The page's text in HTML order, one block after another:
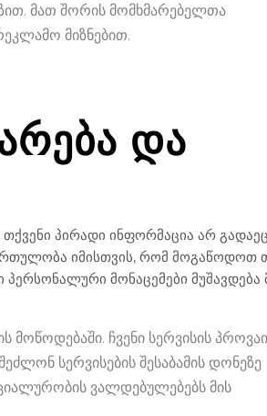
მათ შორის მომხმარებელთა
მიზნებით.
ᲓᲐ
პირადი ინფორმაცია არ
იმისთვის, რომ მოგაწოდოთ
მონაცემები მუშავდება
მოწოდებაში. ჩვენი სერვისის
სერვისების შესაბამის დონეზე
ვალდებულებებს მის